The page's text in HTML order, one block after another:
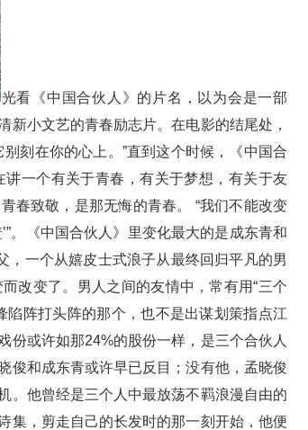
光看《中国合伙人》的片名，以为会是一部
小文艺的青春励志片。在电影的结尾处，
刻在你的心上。”直到这个时候，《中国合
一个有关于青春，有关于梦想，有关于友
春致敬，是那无悔的青春。 “我们不能改变
。《中国合伙人》里变化最大的是成东青和
，一个从嬉皮士式浪子从最终回归平凡的男
改变了。男人之间的友情中，常有用“三个
陷阵打头阵的那个，也不是出谋划策指点江
份或许如那24%的股份一样，是三个合伙人
俊和成东青或许早已反目；没有他，孟晓俊
。他曾经是三个人中最放荡不羁浪漫自由的
集，剪走自己的长发时的那一刻开始，他便